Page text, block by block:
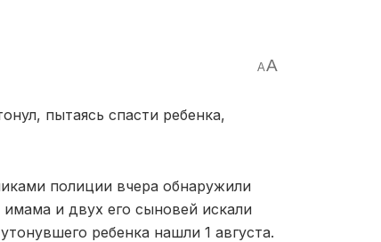
AA
пытаясь спасти ребенка,
полиции вчера обнаружили
и двух его сыновей искали
ребенка нашли 1 августа.